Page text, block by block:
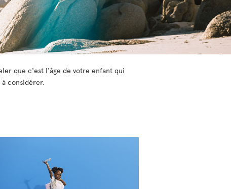
que c'est l'âge de votre enfant qui
considérer.